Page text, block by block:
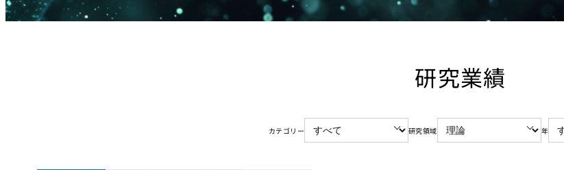
研究業績
カテゴリー 研究領域 年